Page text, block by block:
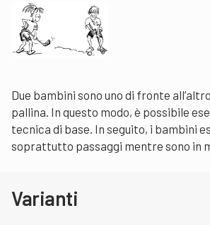
Due bambini sono uno di fronte
pallina. In questo modo, è possibile
tecnica di base. In seguito, i bambini
soprattutto passaggi mentre sono in
Varianti